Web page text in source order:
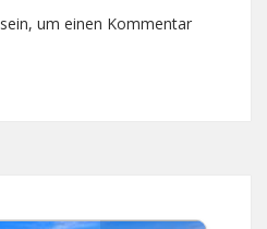
sein, um einen Kommentar